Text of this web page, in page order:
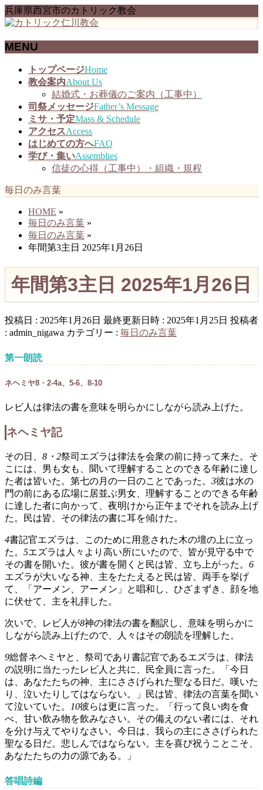
兵庫県西宮市のカトリック教会
MENU
トップページHome
教会案内About Us
結婚式・お葬儀のご案内（工事中）
司祭メッセージFather’s Message
ミサ・予定Mass & Schedule
アクセスAccess
はじめての方へFAQ
学び・集いAssemblies
信徒の心得（工事中）・組織・規程
毎日のみ言葉
HOME »
毎日のみ言葉 »
毎日のみ言葉 »
年間第3主日 2025年1月26日
年間第3主日 2025年1月26日
投稿日 : 2025年1月26日 最終更新日時 : 2025年1月25日 投稿者
: admin_nigawa カテゴリー : 毎日のみ言葉
第一朗読
ネヘミヤ8・2-4a、5-6、8-10
レビ人は律法の書を意味を明らかにしながら読み上げた。
ネヘミヤ記
その日、 8・2祭司エズラは律法を会衆の前に持って来た。そ
こには、男も女も、聞いて理解することのできる年齢に達し
た者は皆いた。第七の月の一日のことであった。 3彼は水の
門の前にある広場に居並ぶ男女、理解することのできる年齢
に達した者に向かって、夜明けから正午までそれを読み上げ
た。民は皆、その律法の書に耳を傾けた。
4書記官エズラは、このために用意された木の壇の上に立っ
た。 5エズラは人々より高い所にいたので、皆が見守る中で
その書を開いた。彼が書を開くと民は皆、立ち上がった。 6
エズラが大いなる神、主をたたえると民は皆、両手を挙げ
て、「アーメン、アーメン」と唱和し、ひざまずき、顔を地
に伏せて、主を礼拝した。
次いで、レビ人が8神の律法の書を翻訳し、意味を明らかに
しながら読み上げたので、人々はその朗読を理解した。
9総督ネヘミヤと、祭司であり書記官であるエズラは、律法
の説明に当たったレビ人と共に、民全員に言った。「今日
は、あなたたちの神、主にささげられた聖なる日だ。嘆いた
り、泣いたりしてはならない。」民は皆、律法の言葉を聞い
て泣いていた。
10彼らは更に言った。「行って良い肉を食
べ、甘い飲み物を飲みなさい。その備えのない者には、それ
を分け与えてやりなさい。今日は、我らの主にささげられた
聖なる日だ。悲しんではならない。主を喜び祝うことこそ、
あなたたちの力の源である。」
答唱詩編